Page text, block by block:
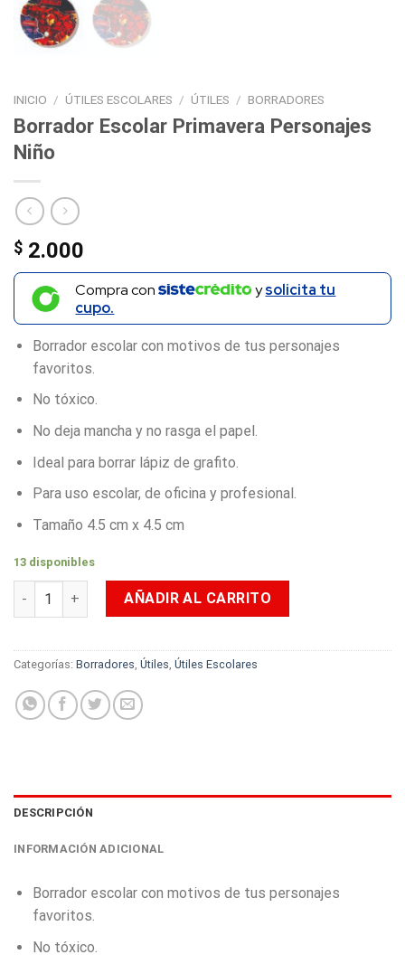
INICIO / ÚTILES ESCOLARES / ÚTILES / BORRADORES
Borrador Escolar Primavera Personajes
Niño
$ 2.000
Compra con ysolicita tu
cupo.
Borrador escolar con motivos de tus personajes
favoritos.
No tóxico.
No deja mancha y no rasga el papel.
Ideal para borrar lápiz de grafito.
Para uso escolar, de oficina y profesional.
Tamaño 4.5 cm x 4.5 cm
13 disponibles
Borrador Escolar Primavera Personajes Niño cantidad
AÑADIR AL CARRITO
Categorías: Borradores, Útiles, Útiles Escolares
DESCRIPCIÓN
INFORMACIÓN ADICIONAL
Borrador escolar con motivos de tus personajes
favoritos.
No tóxico.